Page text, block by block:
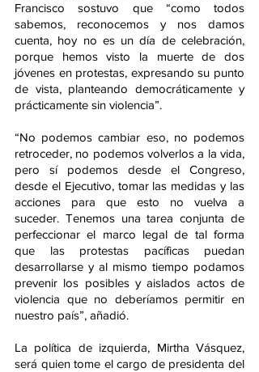
Francisco sostuvo que “como todos
sabemos, reconocemos y nos damos
cuenta, hoy no es un día de celebración,
porque hemos visto la muerte de dos
jóvenes en protestas, expresando su punto
de vista, planteando democráticamente y
prácticamente sin violencia”.
“No podemos cambiar eso, no podemos
retroceder, no podemos volverlos a la vida,
pero sí podemos desde el Congreso,
desde el Ejecutivo, tomar las medidas y las
acciones para que esto no vuelva a
suceder. Tenemos una tarea conjunta de
perfeccionar el marco legal de tal forma
que las protestas pacíficas puedan
desarrollarse y al mismo tiempo podamos
prevenir los posibles y aislados actos de
violencia que no deberíamos permitir en
nuestro país”, añadió.
La política de izquierda, Mirtha Vásquez,
será quien tome el cargo de presidenta del